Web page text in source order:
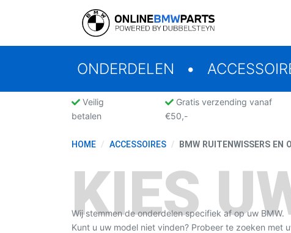
ONDERDELEN
Veilig
betalen
Gratis verzending vanaf
€50,-
HOME ACCESSOIRES BMW RUITENWISSERS EN
KIES
Wij stemmen de onderdelen specifiek af op uw BMW.
Kunt u uw model niet vinden? Probeer te zoeken met